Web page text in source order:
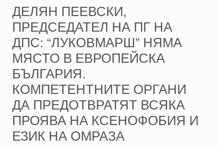
ДЕЛЯН ПЕЕВСКИ,
ПРЕДСЕДАТЕЛ НА ПГ НА
ДПС: “ЛУКОВМАРШ” НЯМА
МЯСТО В ЕВРОПЕЙСКА
БЪЛГАРИЯ.
КОМПЕТЕНТНИТЕ ОРГАНИ
ДА ПРЕДОТВРАТЯТ ВСЯКА
ПРОЯВА НА КСЕНОФОБИЯ И
ЕЗИК НА ОМРАЗА